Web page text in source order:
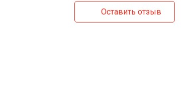
Оставить отзыв